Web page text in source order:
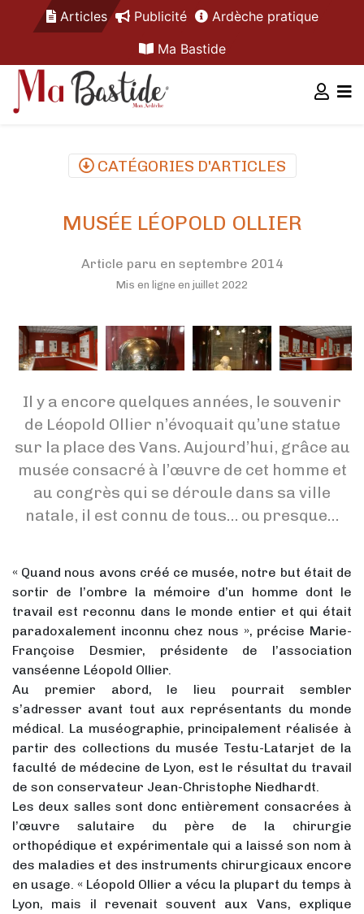
Articles Publicité
Ardèche pratique
Ma Bastide
CATÉGORIES D'ARTICLES
MUSÉE LÉOPOLD OLLIER
Article paru en septembre 2014
Mis en ligne en juillet 2022
Il y a encore quelques années, le souvenir
de Léopold Ollier n’évoquait qu’une statue
sur la place des Vans. Aujourd’hui, grâce au
musée consacré à l’œuvre de cet homme et
au congrès qui se déroule dans sa ville
natale, il est connu de tous… ou presque…
« Quand nous avons créé ce musée, notre but était de
sortir de l’ombre la mémoire d’un homme dont le
travail est reconnu dans le monde entier et qui était
paradoxalement inconnu chez nous », précise Marie-
Françoise Desmier, présidente de l’association
vanséenne Léopold Ollier.
Au premier abord, le lieu pourrait sembler
s’adresser avant tout aux représentants du monde
médical. La muséographie, principalement réalisée à
partir des collections du musée Testu-Latarjet de la
faculté de médecine de Lyon, est le résultat du travail
de son conservateur Jean-Christophe Niedhardt.
Les deux salles sont donc entièrement consacrées à
l’œuvre salutaire du père de la chirurgie
orthopédique et expérimentale qui a laissé son nom à
des maladies et des instruments chirurgicaux encore
en usage. « Léopold Ollier a vécu la plupart du temps à
Lyon, mais il revenait souvent aux Vans, explique